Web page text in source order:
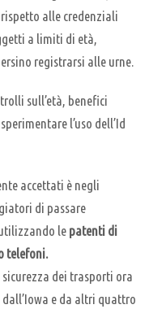
alle credenziali
a limiti di età,
registrarsi alle urne.
sull’età, benefici
l’uso dell’Id
accettati è negli
di passare
le patenti di
telefoni.
dei trasporti ora
e da altri quattro